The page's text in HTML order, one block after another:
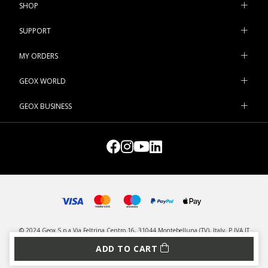
ADD TO CART
SHOP
SUPPORT
MY ORDERS
GEOX WORLD
GEOX BUSINESS
© 2024 Geox S.p.a Via Feltrina Centro 16, 31044 Montebelluna (TV), Italy, P.IVA IT
03348440268 - All rights reserved